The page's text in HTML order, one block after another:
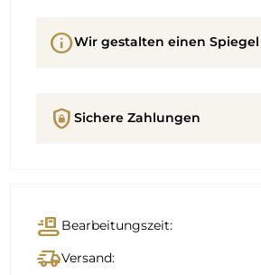
infoWir gestalten einen
shield_lock Sichere Zahlungen
conveyor_beltBearbeitungszeit:
delivery_truck_speedVersand: